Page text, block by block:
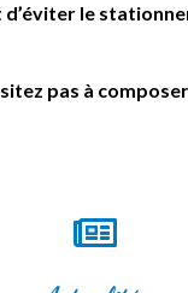
le
pas à